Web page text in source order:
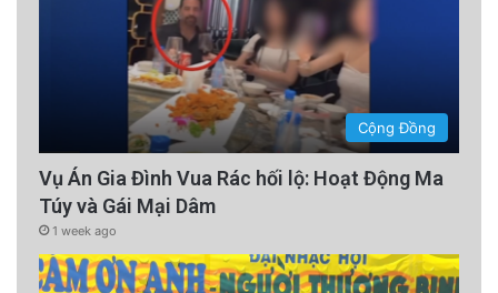
Cộng Đồng
Vụ Án Gia Đình Vua Rác hối lộ: Hoạt Động Ma
Túy và Gái Mại Dâm
1 week ago